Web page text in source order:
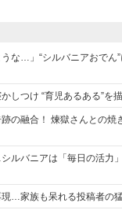
な…」“シルバニアおで
しつけ “育児あるある”を
の融合！ 煉獄さんとの
ルバニアは「毎日の活力
…家族も呆れる投稿者の